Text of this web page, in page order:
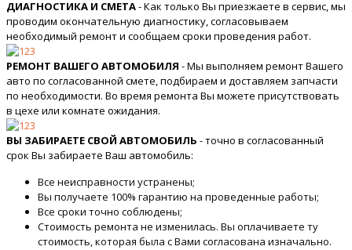
ДИАГНОСТИКА И СМЕТА- Как только Вы приезжаете в сервис, мы
проводим окончательную диагностику, согласовываем
необходимый ремонт и сообщаем сроки проведения работ.
РЕМОНТ ВАШЕГО АВТОМОБИЛЯ - Мы выполняем ремонт Вашего
авто по согласованной смете, подбираем и доставляем запчасти
по необходимости. Во время ремонта Вы можете присутствовать
в цехе или комнате ожидания.
ВЫ ЗАБИРАЕТЕ СВОЙ АВТОМОБИЛЬ - точно в согласованный
срок Вы забираете Ваш автомобиль:
Все неисправности устранены;
Вы получаете 100% гарантию на проведенные работы;
Все сроки точно соблюдены;
Стоимость ремонта не изменилась. Вы оплачиваете ту
стоимость, которая была с Вами согласована изначально.